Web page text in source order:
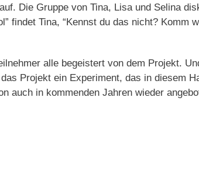
Die Gruppe von Tina, Lisa und Selina
findet Tina, “Kennst du das nicht? Komm
alle begeistert von dem Projekt.
Projekt ein Experiment, das in diesem
auch in kommenden Jahren wieder